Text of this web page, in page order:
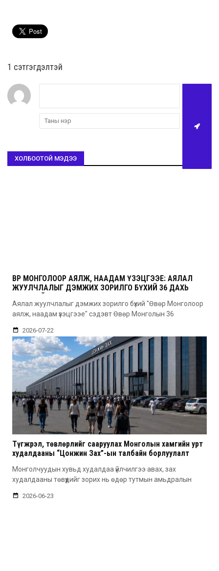
1 сэтгэгдэлтэй
ХОЛБООТОЙ МЭДЭЭ
ӨВӨР МОНГОЛООР АЯЛЖ, НААДАМ ҮЗЭЦГЭЭЕ: АЯЛАЛ
ЖУУЛЧЛАЛЫГ ДЭМЖИХ ЗОРИЛГО БҮХИЙ 36 ДАХЬ
УДААГИЙН НААДАМ
Аялал жуулчлалыг дэмжих зорилго бүхий "Өвөр Монголоор
аялж, наадам үзэцгээе" сэдэвт Өвөр Монголын 36
2026-07-22
Түгжрэл, төвлөрлийг сааруулах Монголын хамгийн урт
худалдааны “Цонжин Зах”-ын талбайн борлуулалт
Монголчуудын хувьд худалдаа үйлчилгээ авах, зах
худалдааны төвүүдийг зорих нь өдөр тутмын амьдралын
2026-06-23